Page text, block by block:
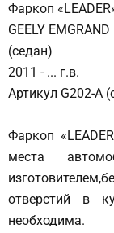
Фаркоп
GEELY EMGRAND
(седан)
2011 - ... г.в.
Артикул G202-A
Фаркоп
места
отверстий в
необходима.